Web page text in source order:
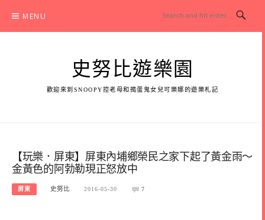
content
MENU
史努比遊樂園
歡迎來到SNOOPY控老母和搗蛋鬼女兒可樂娜的遊樂札記
【玩樂．屏東】屏東內埔鄉榮民之家下起了黃金雨～
金黃色的阿勃勒現正怒放中
屏東 史努比 2016-05-30 7